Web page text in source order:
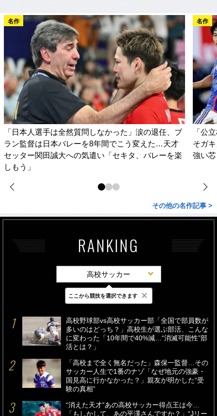
名作
「日本人選手は全然質問しなかった」涙の退任、ブ
ラン監督は日本バレーを8年間でこう変えた…天才
セッター関田誠大への気遣い「セキタ、バレーを楽
しもう」
名作
「公
そガ
強い
その他の名作記事 >
RANKING
高校サッカー
最新 24時間 週間
高校野球部vs高校サッカー部「全国で部員数が
多いのはどっち？」高校生が選ぶ部活、こんな
に変わった「10年間で40%減…“消滅可能性”部
活とは？」
「高校まで全く無名だった」森保一監督…その
サッカー人生で1番のナゾ「なぜ地元の強豪・
国見高に行かなかった？」親友が明かした“受
験の真相”
“消えた天才”あの高校サッカー得点王は今…
「もしかして、あの平澤さんですか？」“Jリー
ここから競技を選択できます ×